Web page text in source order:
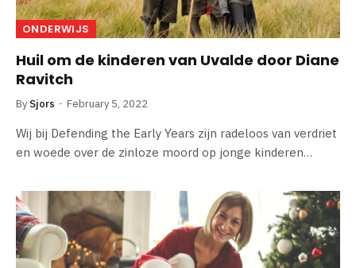
ONDERWIJS
Huil om de kinderen van Uvalde door Diane
Ravitch
By Sjors February 5, 2022
Wij bij Defending the Early Years zijn radeloos van verdriet
en woede over de zinloze moord op jonge kinderen…